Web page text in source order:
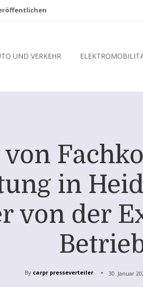
UND VERKEHR
von
in
von der
By carpr presseverteiler 30. Januar